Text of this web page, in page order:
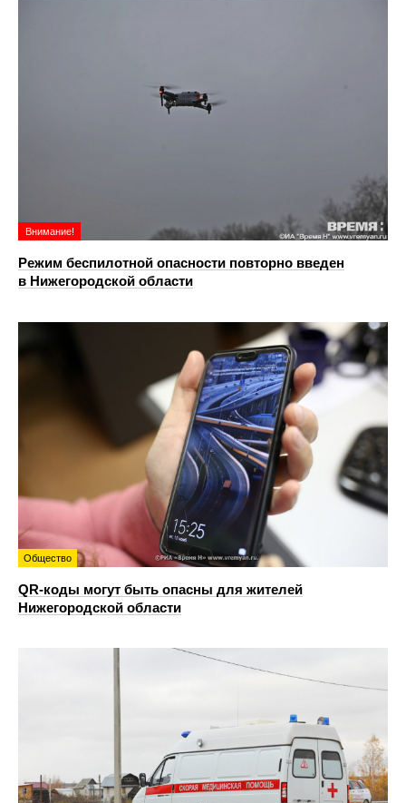
Внимание!
Режим беспилотной опасности повторно введен
в Нижегородской области
Общество
QR-коды могут быть опасны для жителей
Нижегородской области